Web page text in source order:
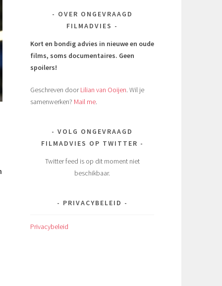
OVER ONGEVRAAGD
FILMADVIES
Kort en bondig advies in nieuwe en oude
films, soms documentaires. Geen
spoilers!
Geschreven doorLilian van Ooijen. Wil je
samenwerken? Mail me.
VOLG ONGEVRAAGD
FILMADVIES OP TWITTER
Twitter feed is op dit moment niet
beschikbaar.
PRIVACYBELEID
Privacybeleid